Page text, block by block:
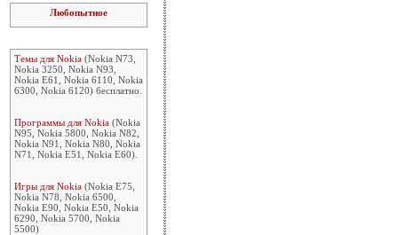
Любопытное
Темы для Nokia (Nokia N73,
Nokia 3250, Nokia N93,
Nokia E61, Nokia 6110, Nokia
6300, Nokia 6120) бесплатно.
Программы для Nokia (Nokia
N95, Nokia 5800, Nokia N82,
Nokia N91, Nokia N80, Nokia
N71, Nokia E51, Nokia E60).
Игры для Nokia (Nokia E75,
Nokia N78, Nokia 6500,
Nokia E90, Nokia E50, Nokia
6290, Nokia 5700, Nokia
5500)